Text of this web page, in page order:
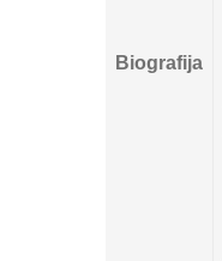
Biografija